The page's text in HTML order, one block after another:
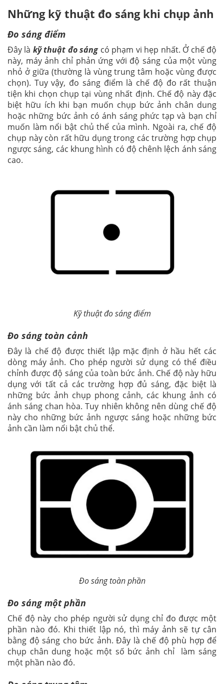
Những kỹ thuật đo sáng khi chụp ảnh
Đo sáng điểm
Đây là kỹ thuật đo sángcó phạm vi hẹp nhất. Ở chế độ
này, máy ảnh chỉ phản ứng với độ sáng của một vùng
nhỏ ở giữa (thường là vùng trung tâm hoặc vùng được
chọn). Tuy vậy, đo sáng điểm là chế độ đo rất thuận
tiện khi chọn chụp tại vùng nhất định. Chế độ này đặc
biệt hữu ích khi bạn muốn chụp bức ảnh chân dung
hoặc những bức ảnh có ánh sáng phức tạp và bạn chỉ
muốn làm nổi bật chủ thể của mình. Ngoài ra, chế độ
chụp này còn rất hữu dụng trong các trường hợp chụp
ngược sáng, các khung hình có độ chênh lệch ánh sáng
cao.
Kỹ thuật đo sáng điểm
Đo sáng toàn cảnh
Đây là chế độ được thiết lập mặc định ở hầu hết các
dòng máy ảnh. Cho phép người sử dụng có thể điều
chỉnh được độ sáng của toàn bức ảnh. Chế độ này hữu
dụng với tất cả các trường hợp đủ sáng, đặc biệt là
những bức ảnh chụp phong cảnh, các khung ảnh có
ánh sáng chan hòa. Tuy nhiên không nên dùng chế độ
này cho những bức ảnh ngược sáng hoặc những bức
ảnh cần làm nổi bật chủ thể.
Đo sáng toàn phần
Đo sáng một phần
Chế độ này cho phép người sử dụng chỉ đo được một
phần nào đó. Khi thiết lập nó, thì máy ảnh sẽ tự cân
bằng độ sáng cho bức ảnh. Đây là chế độ phù hợp để
chụp chân dung hoặc một số bức ảnh chỉ làm sáng
một phần nào đó.